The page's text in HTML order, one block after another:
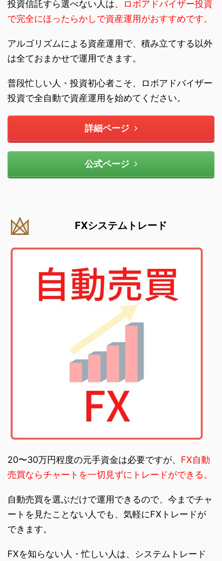
投資信託すら選べない人は、
ロボアドバイザー投資
で完全にほったらかしで資産運用がおすすめです。
アルゴリズムによる資産運用で、積み立てする以外
は全ておまかせで運用できます。
普段忙しい人・投資初心者こそ、ロボアドバイザー
投資で全自動で資産運用を始めてください。
詳細ページ
公式ページ
FXシステムトレード
20〜30万円程度の元手資金は必要ですが、 FX自動
売買ならチャートを一切見ずにトレードができる。
自動売買を選ぶだけで運用できるので、今までチャ
ートを見たことない人でも、気軽にFXトレードが
できます。
FXを知らない人・忙しい人は、システムトレード